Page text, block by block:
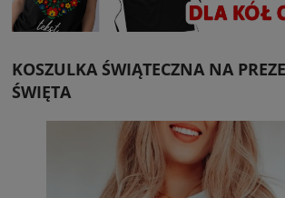
KOSZULKA ŚWIĄTECZNA NA
ŚWIĘTA